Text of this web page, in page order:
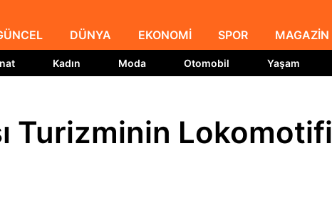
DÜNYA EKONOMİ SPOR MAGAZİN
Kadın Moda Otomobil Yaşam
Turizminin Lokomotifi